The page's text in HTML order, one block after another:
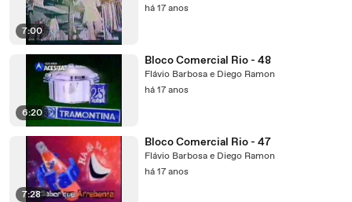
7:00
há 17 anos
6:20
Bloco Comercial Rio - 48
Flávio Barbosa e Diego Ramon
há 17 anos
7:28
Bloco Comercial Rio - 47
Flávio Barbosa e Diego Ramon
há 17 anos